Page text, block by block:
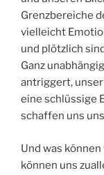
Grenzbereiche
vielleicht
und plötzlich
Ganz
antriggert,
eine schlüssige
schaffen uns
Und was
können uns